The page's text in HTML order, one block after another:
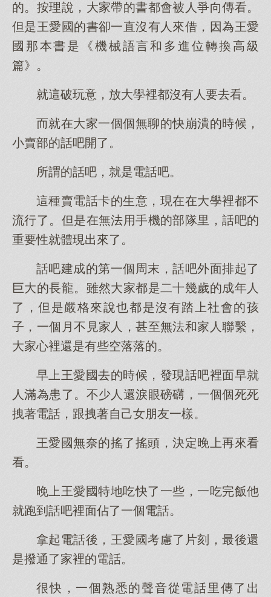
的。按理說，大家帶的書都會被人爭向傳看。
但是王愛國的書卻一直沒有人來借，因為王愛
國那本書是《機械語言和多進位轉換高級
篇》。
就這破玩意，放大學裡都沒有人要去看。
而就在大家一個個無聊的快崩潰的時候，
小賣部的話吧開了。
所謂的話吧，就是電話吧。
這種賣電話卡的生意，現在在大學裡都不
流行了。但是在無法用手機的部隊里，話吧的
重要性就體現出來了。
話吧建成的第一個周末，話吧外面排起了
巨大的長龍。雖然大家都是二十幾歲的成年人
了，但是嚴格來說也都是沒有踏上社會的孩
子，一個月不見家人，甚至無法和家人聯繫，
大家心裡還是有些空落落的。
早上王愛國去的時候，發現話吧裡面早就
人滿為患了。不少人還淚眼磅礴，一個個死死
拽著電話，跟拽著自己女朋友一樣。
王愛國無奈的搖了搖頭，決定晚上再來看
看。
晚上王愛國特地吃快了一些，一吃完飯他
就跑到話吧裡面佔了一個電話。
拿起電話後，王愛國考慮了片刻，最後還
是撥通了家裡的電話。
很快，一個熟悉的聲音從電話里傳了出